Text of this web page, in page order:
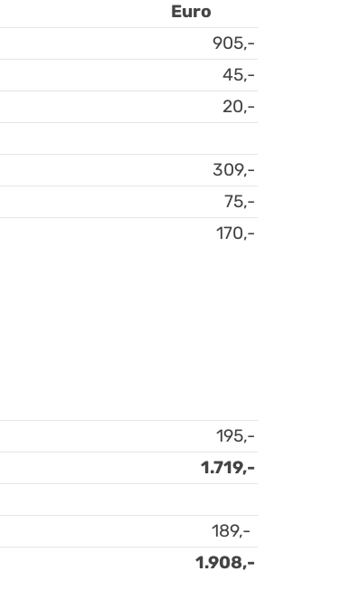
Euro
905,-
45,-
20,-
309,-
75,-
170,-
195,-
1.719,-
189,-
1.908,-